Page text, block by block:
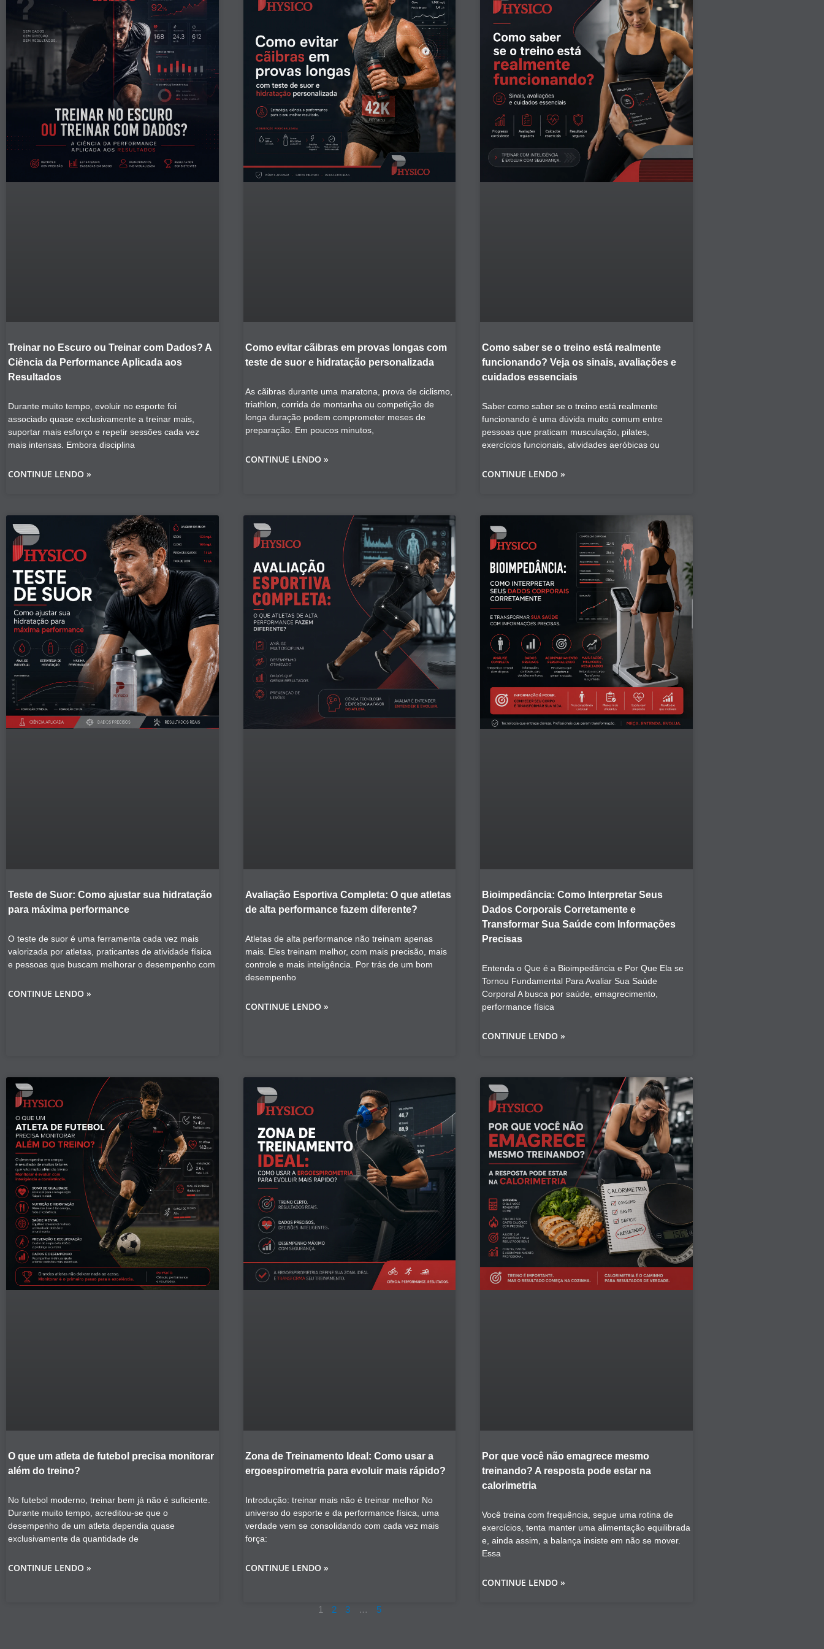
Treinar no Escuro ou Treinar com Dados? A
Ciência da Performance Aplicada aos
Resultados
Durante muito tempo, evoluir no esporte foi
associado quase exclusivamente a treinar mais,
suportar mais esforço e repetir sessões cada vez
mais intensas. Embora disciplina
CONTINUE LENDO »
Como evitar cãibras em provas longas com
teste de suor e hidratação personalizada
As cãibras durante uma maratona, prova de ciclismo,
triathlon, corrida de montanha ou competição de
longa duração podem comprometer meses de
preparação. Em poucos minutos,
CONTINUE LENDO »
Como saber se o treino está realmente
funcionando? Veja os sinais, avaliações e
cuidados essenciais
Saber como saber se o treino está realmente
funcionando é uma dúvida muito comum entre
pessoas que praticam musculação, pilates,
exercícios funcionais, atividades aeróbicas ou
CONTINUE LENDO »
Teste de Suor: Como ajustar sua hidratação
para máxima performance
O teste de suor é uma ferramenta cada vez mais
valorizada por atletas, praticantes de atividade física
e pessoas que buscam melhorar o desempenho com
CONTINUE LENDO »
Avaliação Esportiva Completa: O que atletas
de alta performance fazem diferente?
Atletas de alta performance não treinam apenas
mais. Eles treinam melhor, com mais precisão, mais
controle e mais inteligência. Por trás de um bom
desempenho
CONTINUE LENDO »
Bioimpedância: Como Interpretar Seus
Dados Corporais Corretamente e
Transformar Sua Saúde com Informações
Precisas
Entenda o Que é a Bioimpedância e Por Que Ela se
Tornou Fundamental Para Avaliar Sua Saúde
Corporal A busca por saúde, emagrecimento,
performance física
CONTINUE LENDO »
O que um atleta de futebol precisa monitorar
além do treino?
No futebol moderno, treinar bem já não é suficiente.
Durante muito tempo, acreditou-se que o
desempenho de um atleta dependia quase
exclusivamente da quantidade de
CONTINUE LENDO »
Zona de Treinamento Ideal: Como usar a
ergoespirometria para evoluir mais rápido?
Introdução: treinar mais não é treinar melhor No
universo do esporte e da performance física, uma
verdade vem se consolidando com cada vez mais
força:
CONTINUE LENDO »
Por que você não emagrece mesmo
treinando? A resposta pode estar na
calorimetria
Você treina com frequência, segue uma rotina de
exercícios, tenta manter uma alimentação equilibrada
e, ainda assim, a balança insiste em não se mover.
Essa
CONTINUE LENDO »
1 2 3 … 5